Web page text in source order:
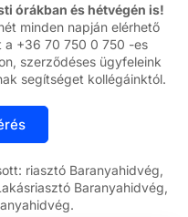
órákban és hétvégén is!
minden napján elérhető
a +36 70 750 0 750 -es
szerződéses ügyfeleink
segítséget kollégáinktól.
riasztó Baranyahidvég,
Baranyahidvég,